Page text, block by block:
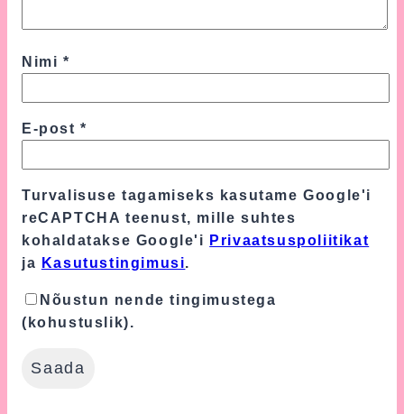
Nimi *
E-post*
Turvalisuse tagamiseks kasutame Google'i
reCAPTCHA teenust, mille suhtes
kohaldatakse Google'i Privaatsuspoliitikat
ja Kasutustingimusi.
Nõustun nende tingimustega
(kohustuslik).